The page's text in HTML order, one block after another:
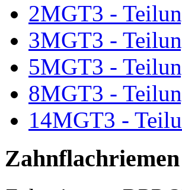
2MGT3 -
3MGT3 -
5MGT3 -
8MGT3 -
14MGT3 -